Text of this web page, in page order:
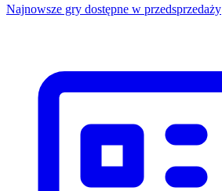
Najnowsze gry dostępne w przedsprzedaży